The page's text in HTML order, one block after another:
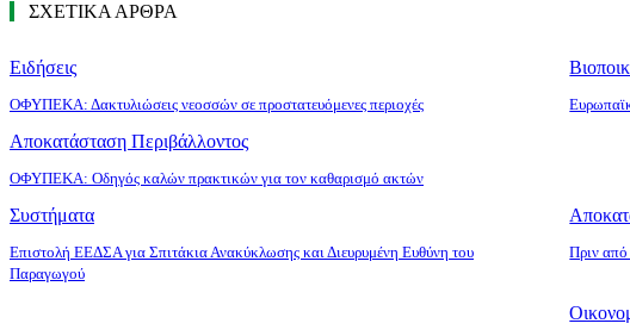
ΣΧΕΤΙΚΑ ΑΡΘΡΑ
Ειδήσεις
ΟΦΥΠΕΚΑ: Δακτυλιώσεις νεοσσών σε προστατευόμενες περιοχές
Αποκατάσταση Περιβάλλοντος
ΟΦΥΠΕΚΑ: Οδηγός καλών πρακτικών για τον καθαρισμό ακτών
Συστήματα
Επιστολή ΕΕΔΣΑ για Σπιτάκια Ανακύκλωσης και Διευρυμένη Ευθύνη του
Παραγωγού
Πριν από